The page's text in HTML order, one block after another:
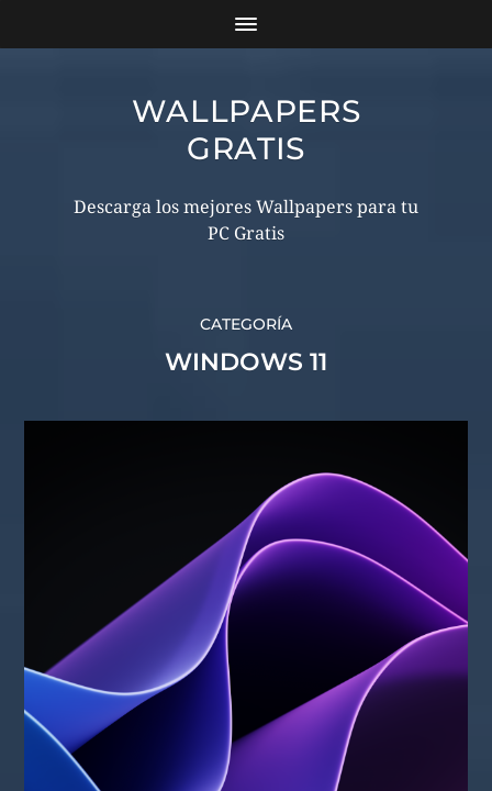
WALLPAPERS
GRATIS
Descarga los mejores Wallpapers para tu
PC Gratis
CATEGORÍA
WINDOWS 11